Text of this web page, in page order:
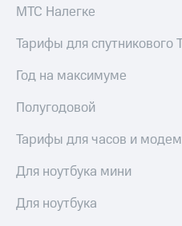
о
именных
Другое
Регистратор
Контакты
развитие
деловая этика
На главную
МТС Налегке
Тарифы для спутникового
Год на максимуме
Полугодовой
Тарифы для часов и
Для ноутбука мини
Для ноутбука